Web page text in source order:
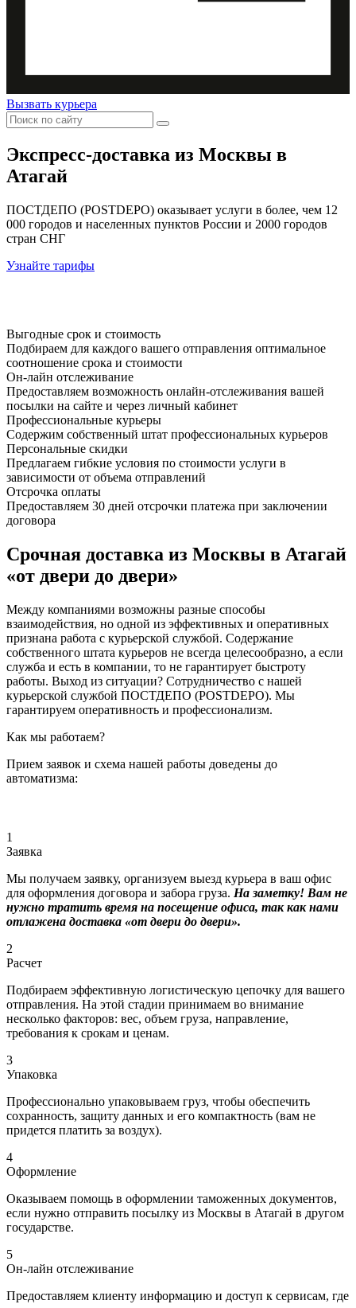
Вызвать курьера
Экспресс-доставка из Москвы в
Атагай
ПОСТДЕПО (POSTDEPO) оказывает услуги в более, чем 12
000 городов и населенных пунктов России и 2000 городов
стран СНГ
Узнайте тарифы
Выгодные срок и стоимость
Подбираем для каждого вашего отправления оптимальное
соотношение срока и стоимости
Он-лайн отслеживание
Предоставляем возможность онлайн-отслеживания вашей
посылки на сайте и через личный кабинет
Профессиональные курьеры
Содержим собственный штат профессиональных курьеров
Персональные скидки
Предлагаем гибкие условия по стоимости услуги в
зависимости от объема отправлений
Отсрочка оплаты
Предоставляем 30 дней отсрочки платежа при заключении
договора
Срочная доставка из Москвы в Атагай
«от двери до двери»
Между компаниями возможны разные способы
взаимодействия, но одной из эффективных и оперативных
признана работа с курьерской службой. Содержание
собственного штата курьеров не всегда целесообразно, а если
служба и есть в компании, то не гарантирует быстроту
работы. Выход из ситуации? Сотрудничество с нашей
курьерской службой ПОСТДЕПО (POSTDEPO). Мы
гарантируем оперативность и профессионализм.
Как мы работаем?
Прием заявок и схема нашей работы доведены до
автоматизма:
1
Заявка
Мы получаем заявку, организуем выезд курьера в ваш офис
для оформления договора и забора груза. На заметку! Вам не
нужно тратить время на посещение офиса, так как нами
отлажена доставка «от двери до двери».
2
Расчет
Подбираем эффективную логистическую цепочку для вашего
отправления. На этой стадии принимаем во внимание
несколько факторов: вес, объем груза, направление,
требования к срокам и ценам.
3
Упаковка
Профессионально упаковываем груз, чтобы обеспечить
сохранность, защиту данных и его компактность (вам не
придется платить за воздух).
4
Оформление
Оказываем помощь в оформлении таможенных документов,
если нужно отправить посылку из Москвы в Атагай в другом
государстве.
5
Он-лайн отслеживание
Предоставляем клиенту информацию и доступ к сервисам, где